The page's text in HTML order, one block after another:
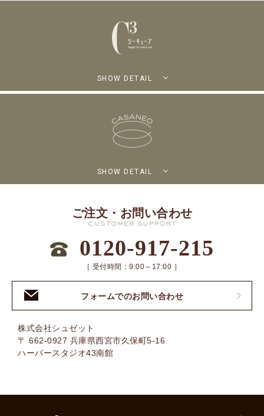
SHOW DETAIL
SHOW DETAIL
ご注文・お問い合わせ
0120-917-215
［ 受付時間：9:00～17:00 ］
フォームでのお問い合わせ
株式会社シュゼット
〒 662-0927 兵庫県西宮市久保町5-16
ハーバースタジオ43南館